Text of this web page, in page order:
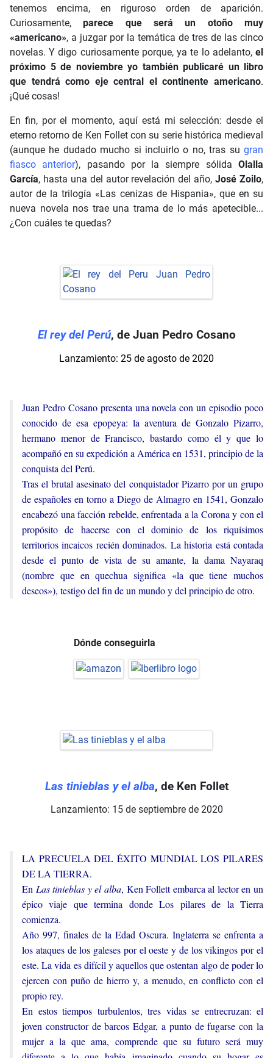
tenemos encima, en riguroso orden de aparición.
Curiosamente,parece que será un otoño muy
«americano», a juzgar por la temática de tres de las cinco
novelas. Y digo curiosamente porque, ya te lo adelanto, el
próximo 5 de noviembre yo también publicaré un libro
que tendrá como eje central el continente americano.
¡Qué cosas!
En fin, por el momento, aquí está mi selección: desde el
eterno retorno de Ken Follet con su serie histórica medieval
(aunque he dudado mucho si incluirlo o no, tras su gran
fiasco anterior), pasando por la siempre sólidaOlalla
García, hasta una del autor revelación del año,José Zoilo,
autor de la trilogía «Las cenizas de Hispania», que en su
nueva novela nos trae una trama de lo más apetecible...
¿Con cuáles te quedas?
El rey del Perú, de Juan Pedro Cosano
Lanzamiento: 25 de agosto de 2020
Juan Pedro Cosano presenta una novela con un episodio poco
conocido de esa epopeya: la aventura de Gonzalo Pizarro,
hermano menor de Francisco, bastardo como él y que lo
acompañó en su expedición a América en 1531, principio de la
conquista del Perú.
Tras el brutal asesinato del conquistador Pizarro por un grupo
de españoles en torno a Diego de Almagro en 1541, Gonzalo
encabezó una facción rebelde, enfrentada a la Corona y con el
propósito de hacerse con el dominio de los riquísimos
territorios incaicos recién dominados. La historia está contada
desde el punto de vista de su amante, la dama Nayaraq
(nombre que en quechua significa «la que tiene muchos
deseos»), testigo del fin de un mundo y del principio de otro.
Dónde conseguirla
Las tinieblas y el alba, de Ken Follet
Lanzamiento: 15 de septiembre de 2020
LA PRECUELA DEL ÉXITO MUNDIAL LOS PILARES
DE LA TIERRA.
En Las tinieblas y el alba, Ken Follett embarca al lector en un
épico viaje que termina donde Los pilares de la Tierra
comienza.
Año 997, finales de la Edad Oscura. Inglaterra se enfrenta a
los ataques de los galeses por el oeste y de los vikingos por el
este. La vida es difícil y aquellos que ostentan algo de poder lo
ejercen con puño de hierro y, a menudo, en conflicto con el
propio rey.
En estos tiempos turbulentos, tres vidas se entrecruzan: el
joven constructor de barcos Edgar, a punto de fugarse con la
mujer a la que ama, comprende que su futuro será muy